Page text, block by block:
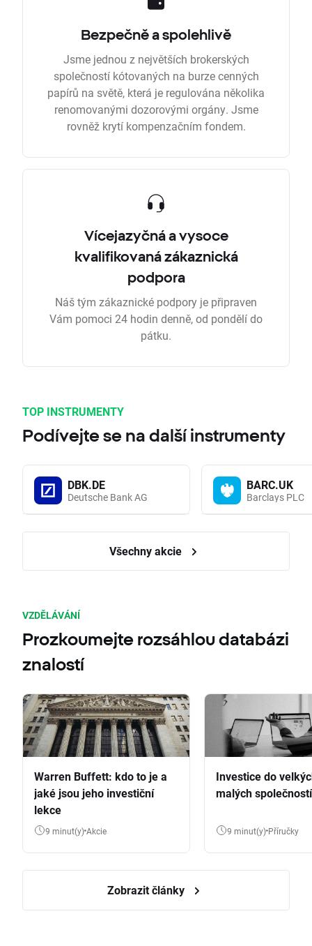
Bezpečně a spolehlivě
Jsme jednou z největších brokerských
společností kótovaných na burze cenných
papírů na světě, která je regulována několika
renomovanými dozorovými orgány. Jsme
rovněž krytí kompenzačním fondem.
Vícejazyčná a vysoce
kvalifikovaná zákaznická
podpora
Náš tým zákaznické podpory je připraven
Vám pomoci 24 hodin denně, od pondělí do
pátku.
TOP INSTRUMENTY
Podívejte se na další instrumenty
DBK.DE
Deutsche Bank AG
BARC.UK
Barclays PLC
Všechny akcie
VZDĚLÁVÁNÍ
Prozkoumejte rozsáhlou databázi
znalostí
Warren Buffett: kdo to je a
jaké jsou jeho investiční
lekce
9 minut(y) Akcie
Investice do
malých společností
9 minut(y) Příručky
Zobrazit články